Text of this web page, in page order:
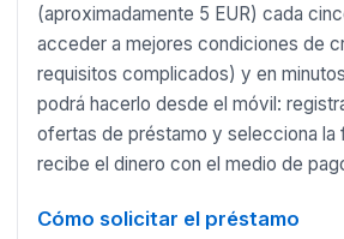
(aproximadamente 5 EUR) cada
acceder a mejores condiciones de
requisitos complicados) y en
podrá hacerlo desde el móvil:
ofertas de préstamo y selecciona la
recibe el dinero con el medio de
Cómo solicitar el préstamo